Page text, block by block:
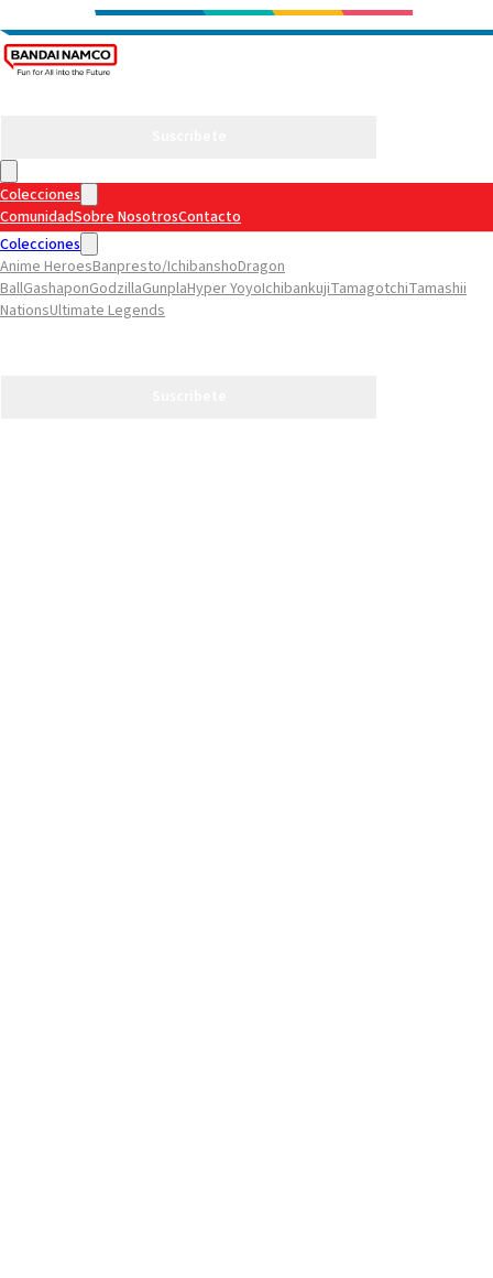
Colecciones
ComunidadSobre NosotrosContacto
Colecciones
Anime HeroesBanpresto/IchibanshoDragon
BallGashaponGodzillaGunplaHyper YoyoIchibankujiTamagotchiTamashii
NationsUltimate Legends